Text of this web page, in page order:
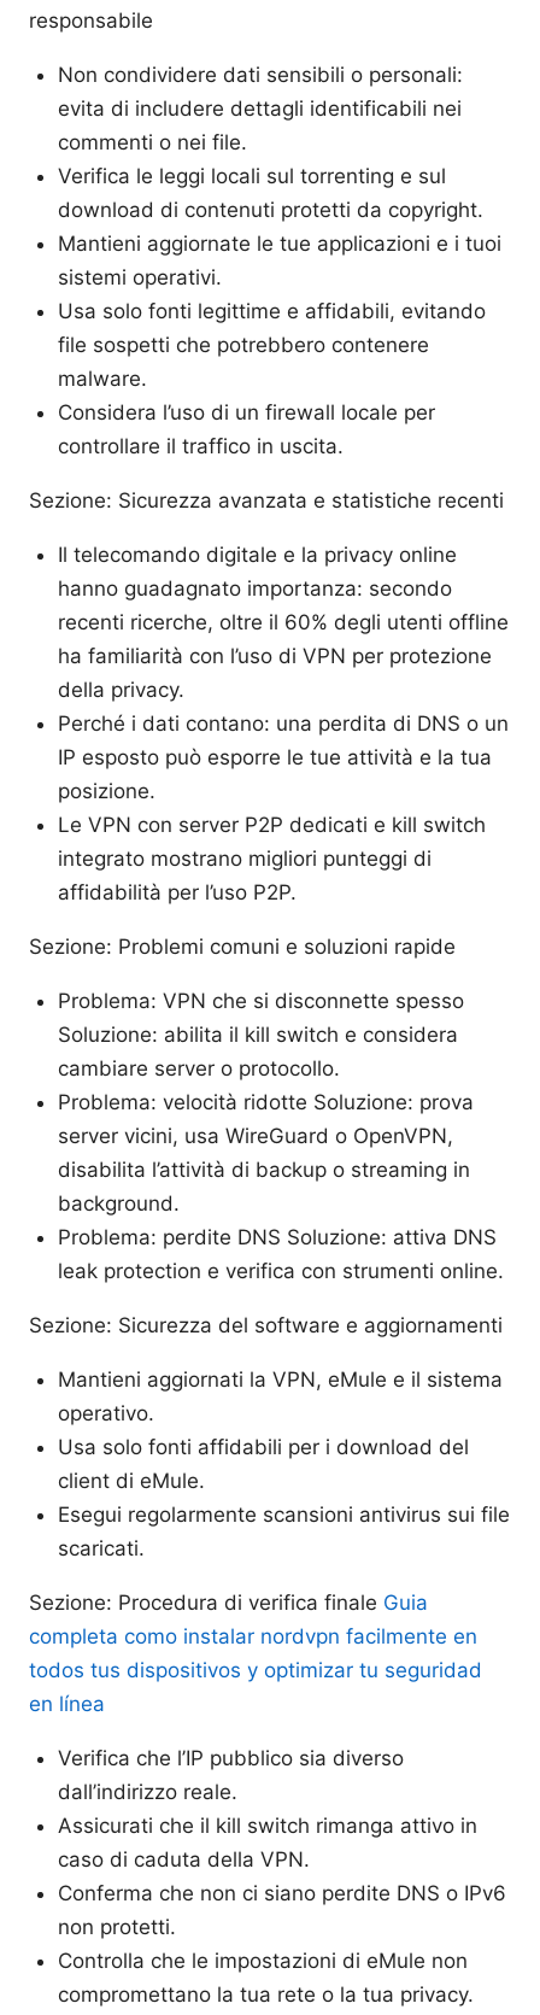
responsabile
Non condividere dati sensibili o personali:
evita di includere dettagli identificabili nei
commenti o nei file.
Verifica le leggi locali sul torrenting e sul
download di contenuti protetti da copyright.
Mantieni aggiornate le tue applicazioni e i tuoi
sistemi operativi.
Usa solo fonti legittime e affidabili, evitando
file sospetti che potrebbero contenere
malware.
Considera l’uso di un firewall locale per
controllare il traffico in uscita.
Sezione: Sicurezza avanzata e statistiche recenti
Il telecomando digitale e la privacy online
hanno guadagnato importanza: secondo
recenti ricerche, oltre il 60% degli utenti offline
ha familiarità con l’uso di VPN per protezione
della privacy.
Perché i dati contano: una perdita di DNS o un
IP esposto può esporre le tue attività e la tua
posizione.
Le VPN con server P2P dedicati e kill switch
integrato mostrano migliori punteggi di
affidabilità per l’uso P2P.
Sezione: Problemi comuni e soluzioni rapide
Problema: VPN che si disconnette spesso
Soluzione: abilita il kill switch e considera
cambiare server o protocollo.
Problema: velocità ridotte Soluzione: prova
server vicini, usa WireGuard o OpenVPN,
disabilita l’attività di backup o streaming in
background.
Problema: perdite DNS Soluzione: attiva DNS
leak protection e verifica con strumenti online.
Sezione: Sicurezza del software e aggiornamenti
Mantieni aggiornati la VPN, eMule e il sistema
operativo.
Usa solo fonti affidabili per i download del
client di eMule.
Esegui regolarmente scansioni antivirus sui file
scaricati.
Sezione: Procedura di verifica finale Guia
completa como instalar nordvpn facilmente en
todos tus dispositivos y optimizar tu seguridad
en línea
Verifica che l’IP pubblico sia diverso
dall’indirizzo reale.
Assicurati che il kill switch rimanga attivo in
caso di caduta della VPN.
Conferma che non ci siano perdite DNS o IPv6
non protetti.
Controlla che le impostazioni di eMule non
compromettano la tua rete o la tua privacy.